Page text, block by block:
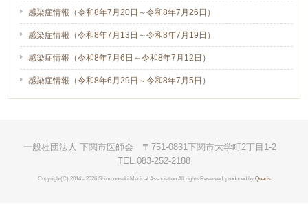
感染症情報（令和8年7月20日～令和8年7月26日）
感染症情報（令和8年7月13日～令和8年7月19日）
感染症情報（令和8年7月6日～令和8年7月12日）
感染症情報（令和8年6月29日～令和8年7月5日）
一般社団法人 下関市医師会 〒751-0831下関市大学町2丁目1-2
TEL.083-252-2188
Copyright(C) 2014 - 2026 Shimonoseki Medical Association All rights Reserved. produced by Quaris